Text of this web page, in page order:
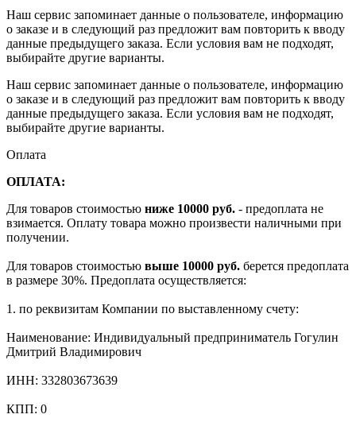
Наш сервис запоминает данные о пользователе, информацию
о заказе и в следующий раз предложит вам повторить к вводу
данные предыдущего заказа. Если условия вам не подходят,
выбирайте другие варианты.
Наш сервис запоминает данные о пользователе, информацию
о заказе и в следующий раз предложит вам повторить к вводу
данные предыдущего заказа. Если условия вам не подходят,
выбирайте другие варианты.
Оплата
ОПЛАТА:
Для товаров стоимостью ниже 10000 руб. - предоплата не
взимается. Оплату товара можно произвести наличными при
получении.
Для товаров стоимостью выше 10000 руб. берется предоплата
в размере 30%. Предоплата осуществляется:
1. по реквизитам Компании по выставленному счету:
Наименование: Индивидуальный предприниматель Гогулин
Дмитрий Владимирович
ИНН: 332803673639
КПП: 0